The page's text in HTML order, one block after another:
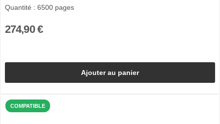
Quantité : 6500 pages
274,90 €
Ajouter au panier
COMPATIBLE